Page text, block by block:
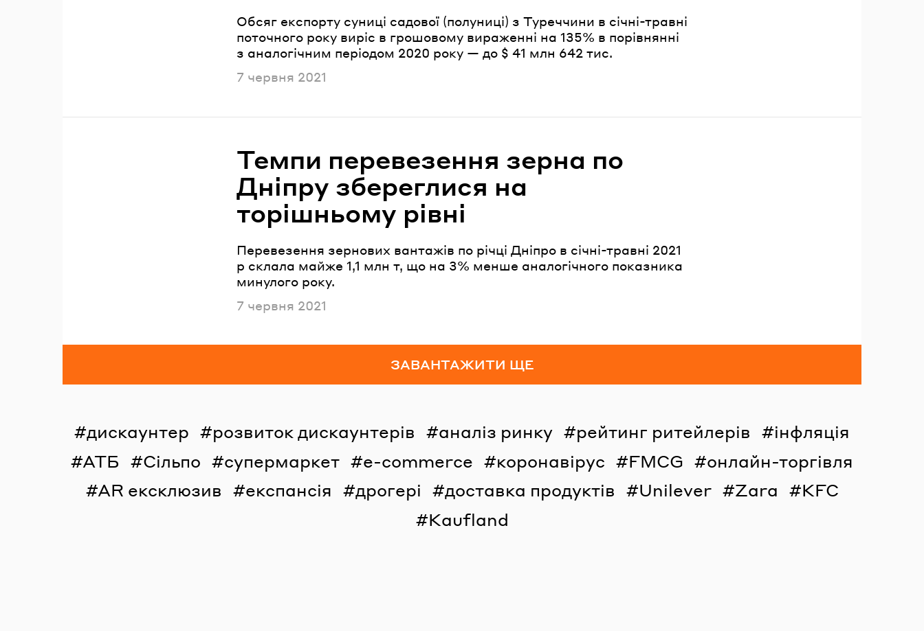
Обсяг експорту суниці садової (полуниці) з Туреччини в січні-травні
поточного року виріс в грошовому вираженні на 135% в порівнянні
з аналогічним періодом 2020 року — до $ 41 млн 642 тис.
Опубліковано
7 червня 2021
Темпи перевезення зерна по
Дніпру збереглися на
торішньому рівні
Перевезення зернових вантажів по річці Дніпро в січні-травні 2021
р склала майже 1,1 млн т, що на 3% менше аналогічного показника
минулого року.
Опубліковано
7 червня 2021
ЗАВАНТАЖИТИ ЩЕ
дискаунтер розвиток дискаунтерів аналіз ринку рейтинг ритейлерів
інфляція
АТБ
Сільпо супермаркет e-commerce коронавірус FMCG
онлайн-торгівля
AR ексклюзив
експансія дрогері доставка продуктів Unilever Zara
KFC
Kaufland